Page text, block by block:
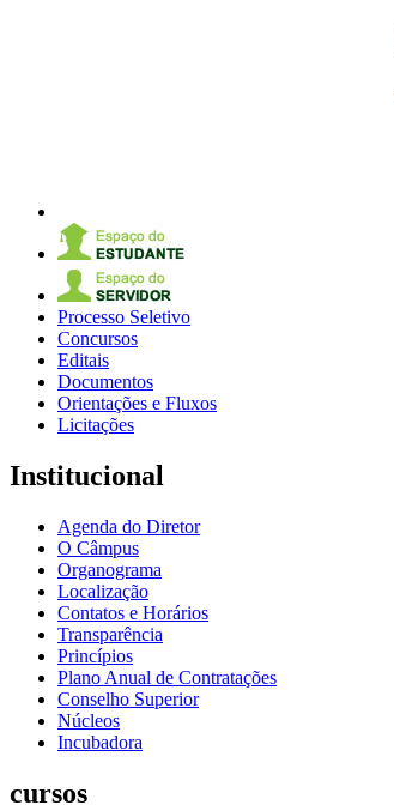
Processo Seletivo
Concursos
Editais
Documentos
Orientações e Fluxos
Licitações
Institucional
Agenda do Diretor
O Câmpus
Organograma
Localização
Contatos e Horários
Transparência
Princípios
Plano Anual de Contratações
Conselho Superior
Núcleos
Incubadora
cursos